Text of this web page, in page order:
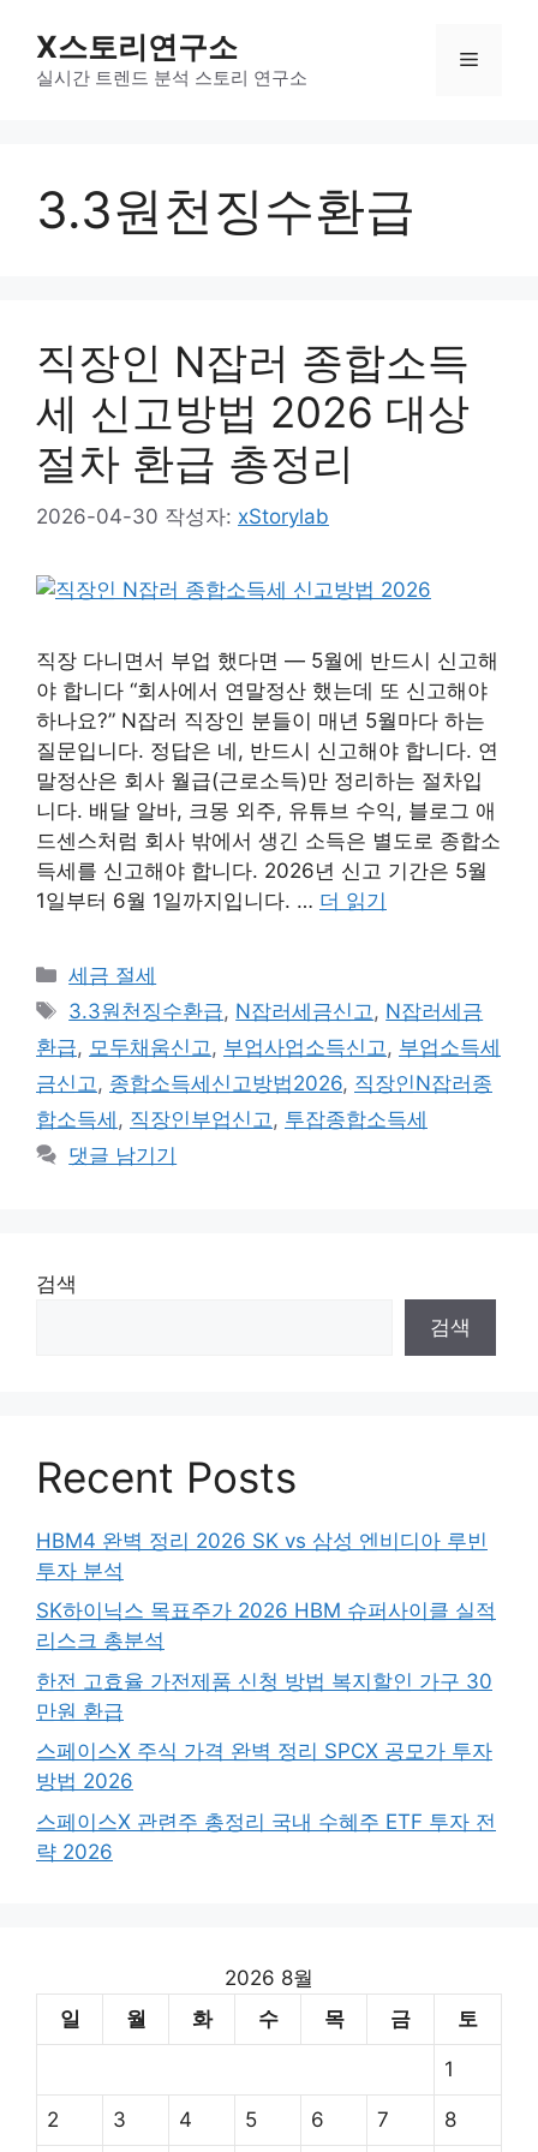
X스토리연구소
실시간 트렌드 분석 스토리 연구소
메
3.3원천징수환급
직장인 N잡러 종합소득
세 신고방법 2026 대상
절차 환급 총정리
2026-04-30 작성자: xStorylab
직장 다니면서 부업 했다면 — 5월에 반드시 신고해
야 합니다 “회사에서 연말정산 했는데 또 신고해야
하나요?” N잡러 직장인 분들이 매년 5월마다 하는
질문입니다. 정답은 네, 반드시 신고해야 합니다. 연
말정산은 회사 월급(근로소득)만 정리하는 절차입
니다. 배달 알바, 크몽 외주, 유튜브 수익, 블로그 애
드센스처럼 회사 밖에서 생긴 소득은 별도로 종합소
득세를 신고해야 합니다. 2026년 신고 기간은 5월
1일부터 6월 1일까지입니다. … 더 읽기
카
테
리
세금 절세
태
그
3.3원천징수환급, N잡러세금신고 , N잡러세금
환급, 모두채움신고 , 부업사업소득신고 , 부업소득세
금신고 , 종합소득세신고방법2026, 직장인N잡러종
합소득세 , 직장인부업신고 , 투잡종합소득세
댓글 남기기
검색
검색
Recent Posts
HBM4 완벽 정리 2026 SK vs 삼성 엔비디아 루빈
투자 분석
SK하이닉스 목표주가 2026 HBM 슈퍼사이클 실적
리스크 총분석
한전 고효율 가전제품 신청 방법 복지할인 가구 30
만원 환급
스페이스X 주식 가격 완벽 정리 SPCX 공모가 투자
방법 2026
스페이스X 관련주 총정리 국내 수혜주 ETF 투자 전
략 2026
2026 8월
일
월 화 수 목 금 토
1
2 3 4 5 6 7 8